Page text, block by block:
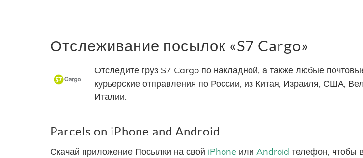
Отслеживание посылок «S7 Cargo»
Отследите груз S7 Cargo по накладной, а также любые
курьерские отправления по России, из Китая, Израиля, США,
Италии.
Parcels on iPhone and Android
Скачай приложение Посылки на свой iPhone или Android телефон, чтобы